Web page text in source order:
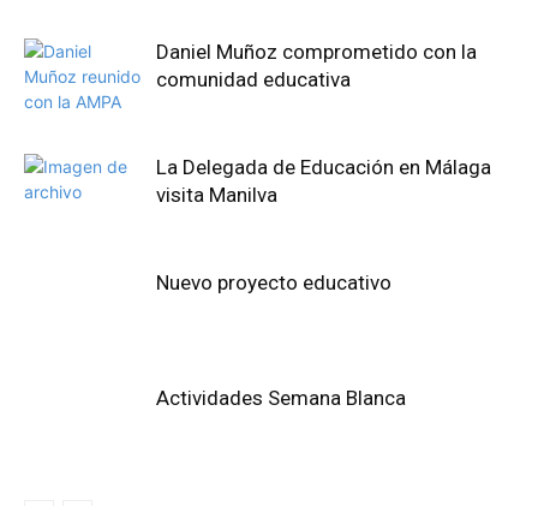
Daniel Muñoz comprometido con la
comunidad educativa
La Delegada de Educación en Málaga
visita Manilva
Nuevo proyecto educativo
Actividades Semana Blanca